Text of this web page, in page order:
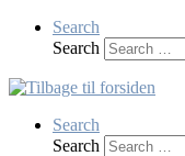
Search
Search
Search
Search